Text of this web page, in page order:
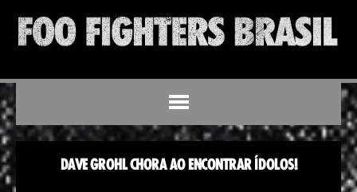
DAVE GROHL CHORA AO ENCONTRAR ÍDOLOS!